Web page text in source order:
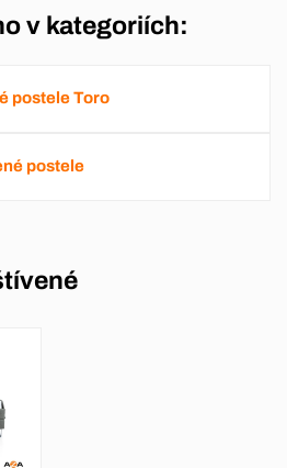
v kategoriích:
postele Toro
postele